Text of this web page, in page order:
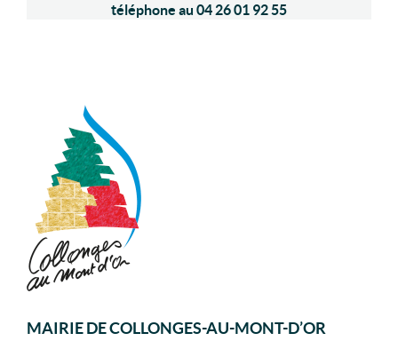
téléphone au 04 26 01 92 55
MAIRIE DE COLLONGES-AU-MONT-D’OR